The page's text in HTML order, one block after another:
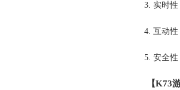
3. 实时性
4. 互动
5. 安全
【K73